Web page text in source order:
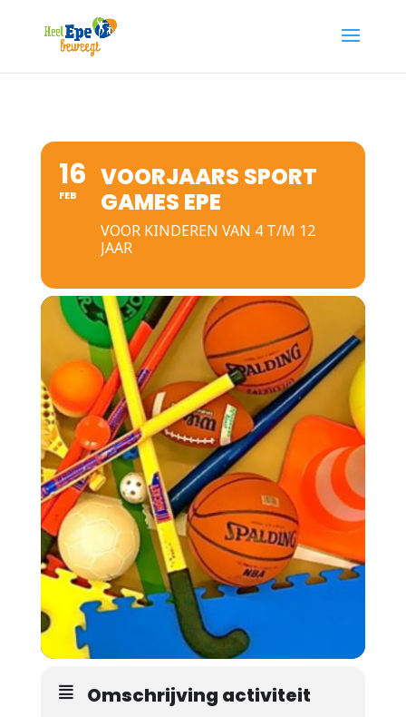
16
FEB
VOORJAARS SPORT
GAMES EPE
VOOR KINDEREN VAN 4 T/M 12
JAAR
Omschrijving activiteit